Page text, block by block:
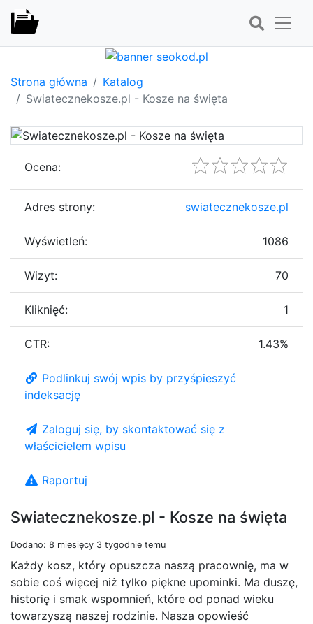
Strona główna
Katalog
Swiatecznekosze.pl - Kosze na święta
Swiatecznekosze.pl - Kosze na święta
Dodano: 8 miesięcy 3 tygodnie temu
Każdy kosz, który opuszcza naszą pracownię, ma w
sobie coś więcej niż tylko piękne upominki. Ma duszę,
historię i smak wspomnień, które od ponad wieku
towarzyszą naszej rodzinie. Nasza opowieść
Ocena:
Adres strony: swiatecznekosze.pl
Wyświetleń: 1086
Wizyt: 70
Kliknięć: 1
CTR: 1.43%
Podlinkuj swój wpis by przyśpieszyć
indeksację
Zaloguj się, by skontaktować się z
właścicielem wpisu
Raportuj